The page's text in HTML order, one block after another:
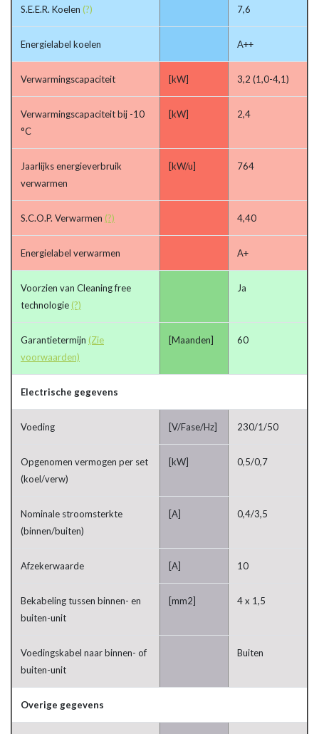
S.E.E.R. Koelen (?) 7,6
Energielabel koelen A++
Verwarmingscapaciteit [kW] 3,2 (1,0-4,1)
Verwarmingscapaciteit bij -10
°C
[kW] 2,4
Jaarlijks energieverbruik
verwarmen
[kW/u] 764
S.C.O.P. Verwarmen (?) 4,40
Energielabel verwarmen A+
Voorzien van Cleaning free
technologie (?)
Ja
Garantietermijn (Zie
voorwaarden)
[Maanden] 60
Electrische gegevens
Voeding [V/Fase/Hz] 230/1/50
Opgenomen vermogen per set
(koel/verw)
[kW] 0,5/0,7
Nominale stroomsterkte
(binnen/buiten)
[A] 0,4/3,5
Afzekerwaarde [A] 10
Bekabeling tussen binnen- en
buiten-unit
[mm2] 4 x 1,5
Voedingskabel naar binnen- of
buiten-unit
Buiten
Overige gegevens